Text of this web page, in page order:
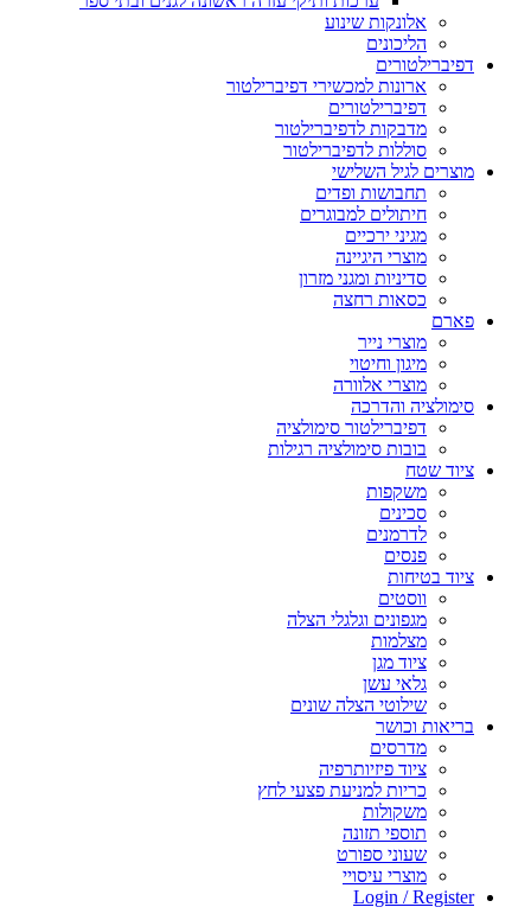
אלונקות שינוע
הליכונים
דפיברילטורים
ארונות למכשירי דפיברילטור
דפיברילטורים
מדבקות לדפיברילטור
סוללות לדפיברילטור
מוצרים לגיל השלישי
תחבושות ופדים
חיתולים למבוגרים
מגיני ירכיים
מוצרי היגיינה
סדיניות ומגני מזרון
כסאות רחצה
פארם
מוצרי נייר
מיגון וחיטוי
מוצרי אלוורה
סימולציה והדרכה
דפיברילטור סימולציה
בובות סימולציה רגילות
ציוד שטח
משקפות
סכינים
לדרמנים
פנסים
ציוד בטיחות
ווסטים
מגפונים וגלגלי הצלה
מצלמות
ציוד מגן
גלאי עשן
שילוטי הצלה שונים
בריאות וכושר
מדרסים
ציוד פיזיותרפיה
כריות למניעת פצעי לחץ
משקולות
תוספי תזונה
שעוני ספורט
מוצרי עיסויי
Login / Register